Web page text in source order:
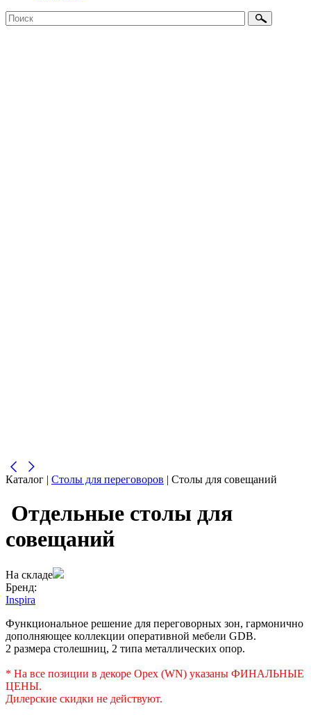
Каталог | Столы для переговоров | Столы для совещаний
Отдельные столы для
совещаний
На складе
Бренд:
Inspira
Функциональное решение для переговорных зон, гармонично
дополняющее коллекции оперативной мебели GDB.
2 размера столешниц, 2 типа металлических опор.
* На все позиции в декоре Орех (WN) указаны ФИНАЛЬНЫЕ
ЦЕНЫ.
Дилерские скидки не действуют.